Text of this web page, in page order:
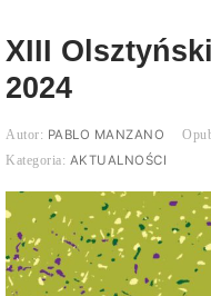
XIII
2024
PABLO MANZANO
AKTUALNOŚCI